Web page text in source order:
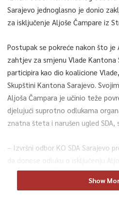
Sarajevo jednoglasno je donio
za isključenje Aljoše Čampare iz
Postupak se pokreće nakon što je
zahtjev za smjenu Vlade Kantona
participira kao dio koalicione
Skupštini Kantona Sarajevo.
Aljoša Čampara je učinio teže
djelujući suprotno odlukama
znatna šteta i narušen ugled
– Izvršni odbor KO SDA Sarajevo
da donese odluku o isključenju
traži od Aljoše Čampare da
obnaša ispred SDA kako slijedi;
Show